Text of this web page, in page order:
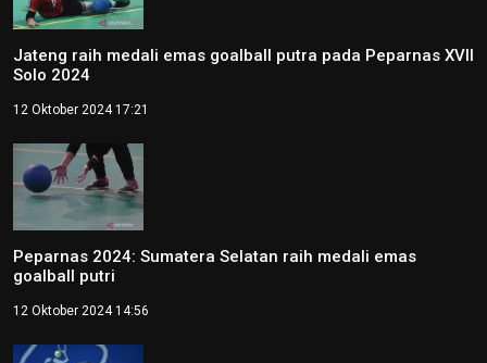
Jateng raih medali emas goalball putra pada Peparnas XVII
Solo 2024
12 Oktober 2024 17:21
Peparnas 2024: Sumatera Selatan raih medali emas
goalball putri
12 Oktober 2024 14:56